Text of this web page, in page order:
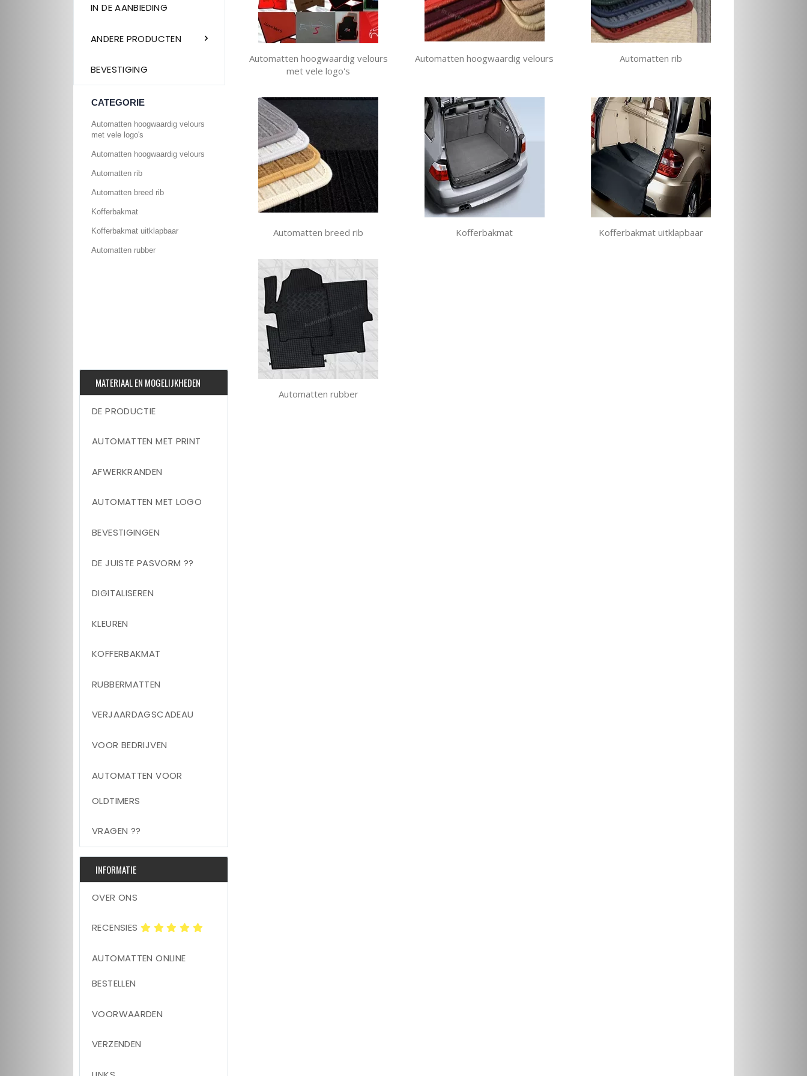
IN DE AANBIEDING
ANDERE PRODUCTEN
BEVESTIGING
Automatten hoogwaardig velours
met vele logo's
Automatten hoogwaardig velours Automatten rib
Automatten breed rib Kofferbakmat Kofferbakmat uitklapbaar
Automatten rubber
CATEGORIE
Automatten hoogwaardig velours
met vele logo's
Automatten hoogwaardig velours
Automatten rib
Automatten breed rib
Kofferbakmat
Kofferbakmat uitklapbaar
Automatten rubber
MATERIAAL EN MOGELIJKHEDEN
DE PRODUCTIE
AUTOMATTEN MET PRINT
AFWERKRANDEN
AUTOMATTEN MET LOGO
BEVESTIGINGEN
DE JUISTE PASVORM ??
DIGITALISEREN
KLEUREN
KOFFERBAKMAT
RUBBERMATTEN
VERJAARDAGSCADEAU
VOOR BEDRIJVEN
AUTOMATTEN VOOR
OLDTIMERS
VRAGEN ??
INFORMATIE
OVER ONS
RECENSIES
AUTOMATTEN ONLINE
BESTELLEN
VOORWAARDEN
VERZENDEN